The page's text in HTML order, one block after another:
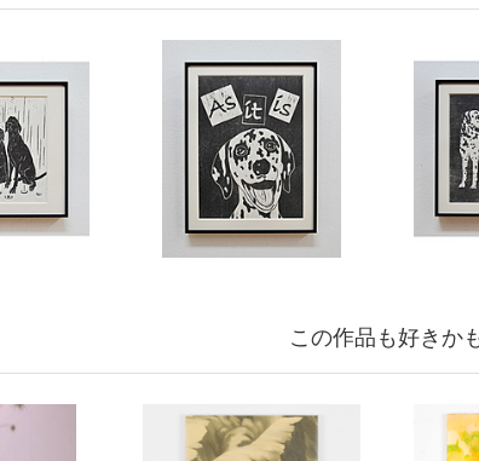
この作品も好きか